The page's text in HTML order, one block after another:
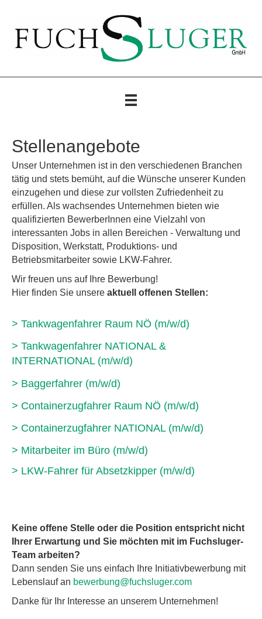
Stellenangebote
Unser Unternehmen ist in den verschiedenen Branchen
tätig und stets bemüht, auf die Wünsche unserer Kunden
einzugehen und diese zur vollsten Zufriedenheit zu
erfüllen. Als wachsendes Unternehmen bieten wie
qualifizierten BewerberInnen eine Vielzahl von
interessanten Jobs in allen Bereichen - Verwaltung und
Disposition, Werkstatt, Produktions- und
Betriebsmitarbeiter sowie LKW-Fahrer.
Wir freuen uns auf Ihre Bewerbung!
Hier finden Sie unsere aktuell offenen Stellen:
> Tankwagenfahrer Raum NÖ (m/w/d)
> Tankwagenfahrer NATIONAL &
INTERNATIONAL (m/w/d)
> Baggerfahrer (m/w/d)
> Containerzugfahrer Raum NÖ (m/w/d)
> Containerzugfahrer NATIONAL (m/w/d)
> Mitarbeiter im Büro (m/w/d)
> LKW-Fahrer für Absetzkipper (m/w/d)
Keine offene Stelle oder die Position entspricht nicht
Ihrer Erwartung und Sie möchten mit im Fuchsluger-
Team arbeiten?
Dann senden Sie uns einfach Ihre Initiativbewerbung mit
Lebenslauf an bewerbung@fuchsluger.com
Danke für Ihr Interesse an unserem Unternehmen!